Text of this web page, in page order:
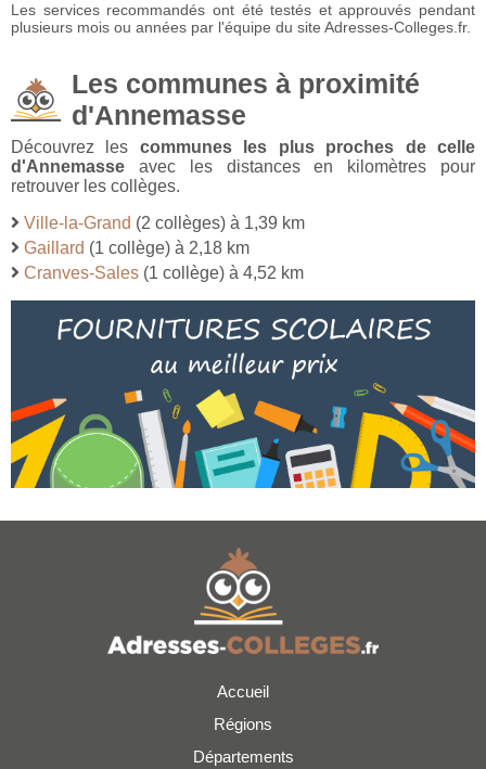
Les services recommandés ont été testés et approuvés pendant
plusieurs mois ou années par l'équipe du site Adresses-Colleges.fr.
Les communes à proximité
d'Annemasse
Découvrez les communes les plus proches de celle
d'Annemasse avec les distances en kilomètres pour
retrouver les collèges.
Ville-la-Grand (2 collèges) à 1,39 km
Gaillard (1 collège) à 2,18 km
Cranves-Sales (1 collège) à 4,52 km
Accueil
Régions
Départements